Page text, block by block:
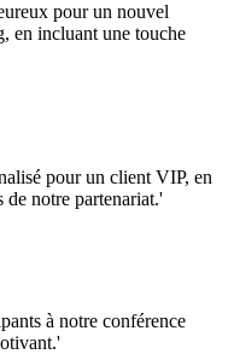
pour un nouvel
en incluant une touche
pour un client VIP, en
de notre partenariat.'
à notre conférence